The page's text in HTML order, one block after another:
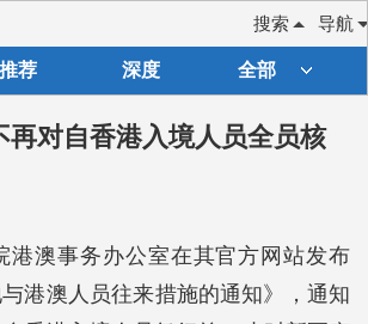
导航
搜索
推荐 深度 全部
再对自香港入境人员全员核
港澳事务办公室在其官方网站发布
与港澳人员往来措施的通知》，通知